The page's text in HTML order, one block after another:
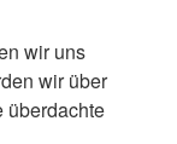
wir uns
wir über
überdachte